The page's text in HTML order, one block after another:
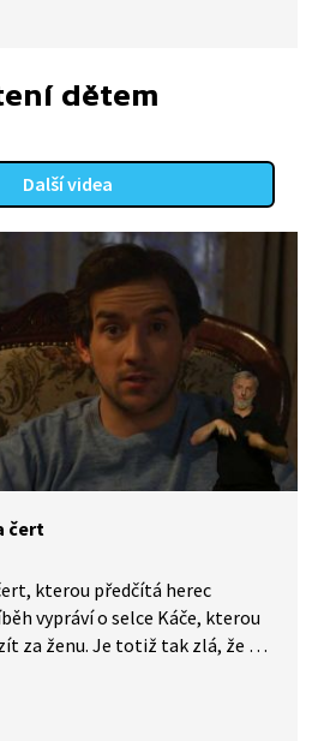
dětem
Další videa
čert
kterou předčítá herec
vypráví o selce Káče, kterou
za ženu. Je totiž tak zlá, že se